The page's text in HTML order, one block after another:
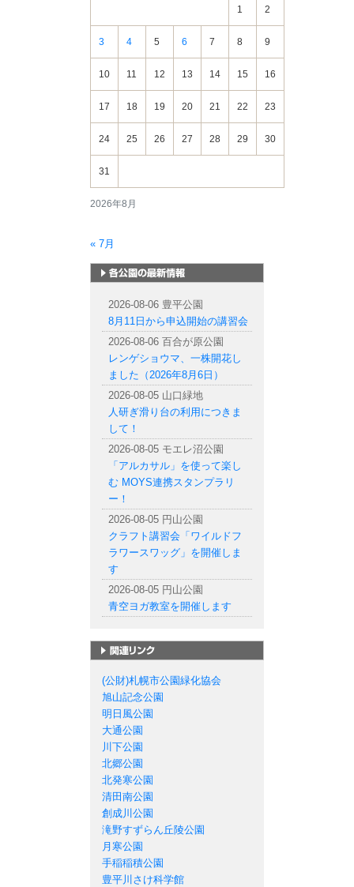
2026年8月
1 2
3 4 5 6 7 8 9
10 11 12 13 14 15 16
17 18 19 20 21 22 23
24 25 26 27 28 29 30
31
« 7月
2026-08-06 豊平公園
8月11日から申込開始の講習会
2026-08-06 百合が原公園
レンゲショウマ、一株開花し
ました（2026年8月6日）
2026-08-05 山口緑地
人研ぎ滑り台の利用につきま
して！
2026-08-05 モエレ沼公園
「アルカサル」を使って楽し
む MOYS連携スタンプラリ
ー！
2026-08-05 円山公園
クラフト講習会「ワイルドフ
ラワースワッグ」を開催しま
す
2026-08-05 円山公園
青空ヨガ教室を開催します
(公財)札幌市公園緑化協会
旭山記念公園
明日風公園
大通公園
川下公園
北郷公園
北発寒公園
清田南公園
創成川公園
滝野すずらん丘陵公園
月寒公園
手稲稲積公園
豊平川さけ科学館